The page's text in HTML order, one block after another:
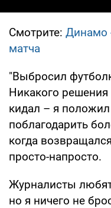
Смотрите: Динамо
матча
"Выбросил
Никакого
кидал – я
поблагодарить
когда
просто-напросто.
Журналисты
но я ничего не